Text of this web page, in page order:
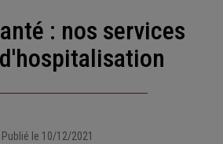
Publié le 10/12/2021